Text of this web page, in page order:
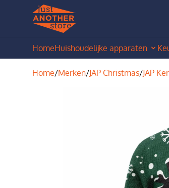
HomeHuishoudelijke apparaten
Home/Merken/JAP Christmas/JAP